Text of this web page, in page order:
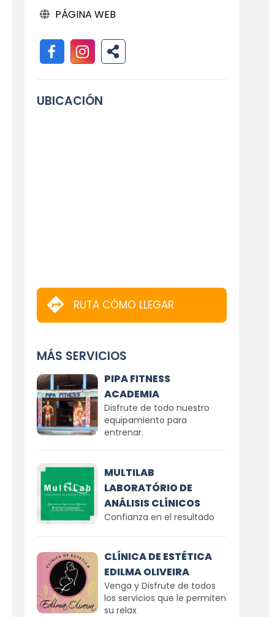
PÁGINA WEB
UBICACIÓN
RUTA CÓMO LLEGAR
MÁS SERVICIOS
PIPA FITNESS
ACADEMIA
Disfrute de todo nuestro
equipamiento para
entrenar.
MULTILAB
LABORATÓRIO DE
ANÁLISIS CLÍNICOS
Confianza en el resultado
CLÍNICA DE ESTÉTICA
EDILMA OLIVEIRA
Venga y Disfrute de todos
los servicios que le permiten
su relax